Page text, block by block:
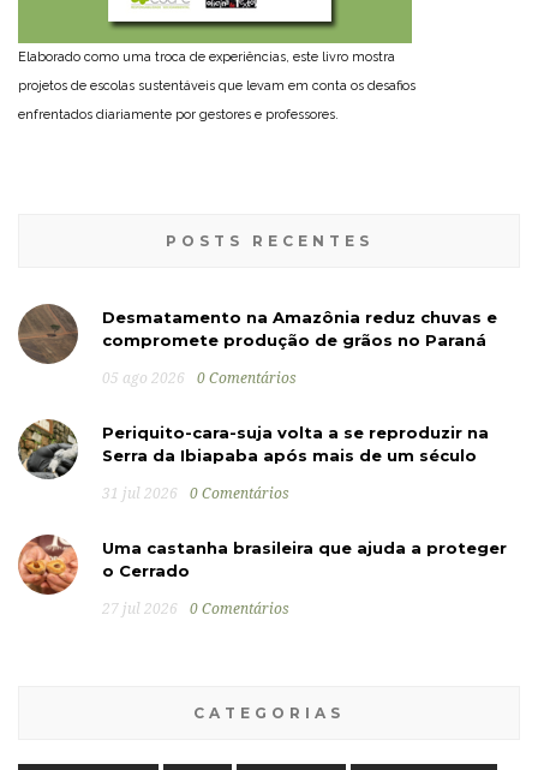
Elaborado como uma troca de experiências, este livro mostra
projetos de escolas sustentáveis que levam em conta os desafios
enfrentados diariamente por gestores e professores.
POSTS RECENTES
Desmatamento na Amazônia reduz chuvas e
compromete produção de grãos no Paraná
05 ago 2026 0 Comentários
Periquito-cara-suja volta a se reproduzir na
Serra da Ibiapaba após mais de um século
31 jul 2026 0 Comentários
Uma castanha brasileira que ajuda a proteger
o Cerrado
27 jul 2026 0 Comentários
CATEGORIAS